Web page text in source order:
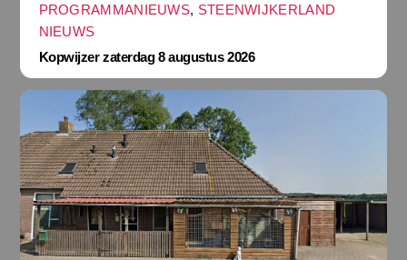
PROGRAMMANIEUWS, STEENWIJKERLAND
NIEUWS
Kopwijzer zaterdag 8 augustus 2026